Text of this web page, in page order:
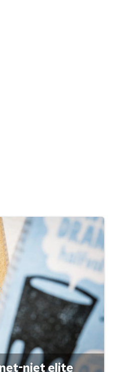
niet elite